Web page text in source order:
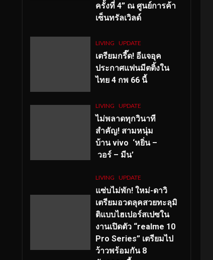
ครั้งที่ 4” ณ ศูนย์การค้า
เซ็นทรัลเวิลด์
LIVING UPDATE
เตรียมกรี๊ด! อีแจอุค
ประกาศแฟนมีตติ้งใน
ไทย 4 กพ 66 นี้
LIVING UPDATE
ไม่พลาดทุกวินาที
สำคัญ! สามหนุ่ม
บ้าน vivo ‘หยิ่น –
วอร์ – มีน’
LIVING UPDATE
แซ่บไม่พัก! ใหม่-ดาวิ
เตรียมอวดลุคสวยทะลุมิ
ติแบบไฮเปอร์สเปซใน
งานเปิดตัว “realme 10
Pro Series” เตรียมไป
ว้าวพร้อมกัน 8